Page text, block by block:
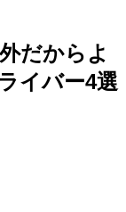
だからよ
イバー4選